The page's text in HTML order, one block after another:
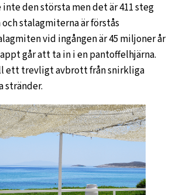
den största men det är 411 steg
stalagmiterna är förstås
vid ingången är 45 miljoner år
går att ta in i en pantoffelhjärna.
ett trevligt avbrott från snirkliga
stränder.